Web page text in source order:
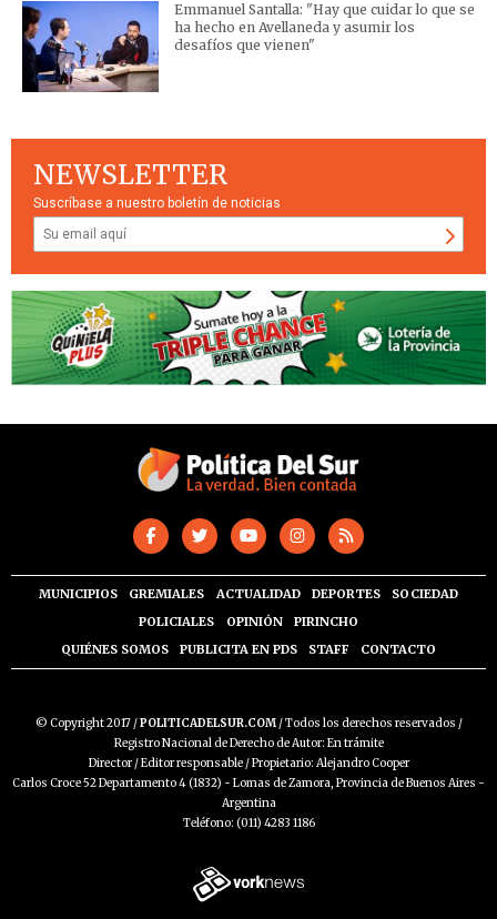
Emmanuel Santalla: "Hay que cuidar lo que se
ha hecho en Avellaneda y asumir los
desafíos que vienen"
NEWSLETTER
Suscríbase a nuestro boletín de noticias
MUNICIPIOS GREMIALES ACTUALIDAD DEPORTES
SOCIEDAD
POLICIALES
OPINIÓN
PIRINCHO
QUIÉNES SOMOS
PUBLICITA EN PDS STAFF CONTACTO
© Copyright 2017 /POLITICADELSUR.COM/ Todos los derechos reservados /
Registro Nacional de Derecho de Autor: En trámite
Director / Editor responsable / Propietario: Alejandro Cooper
Carlos Croce 52 Departamento 4 (1832) - Lomas de Zamora, Provincia de Buenos Aires -
Argentina
Teléfono: (011) 4283 1186